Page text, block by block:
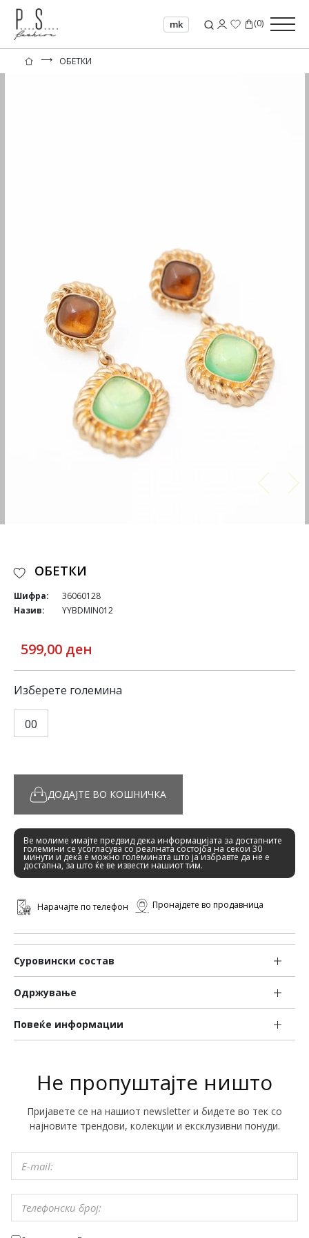
mk (0)
⟶ ОБЕТКИ
Суровински состав
Одржување
Повеќе информации
ОБЕТКИ
Шифра:
36060128
Назив:
YYBDMIN012
599,00 ден
Изберете големина
00
ДОДАЈТЕ ВО КОШНИЧКА
Ве молиме имајте предвид дека информацијата за достапните
големини се усогласува со реалната состојба на секои 30
минути и дека е можно големината што ја избравте да не е
достапна, за што ќе ве извести нашиот тим.
Нарачајте по телефон Пронајдете во продавница
Не пропуштајте ништо
Пријавете се на нашиот newsletter и бидете во тек со
најновите трендови, колекции и ексклузивни понуди.